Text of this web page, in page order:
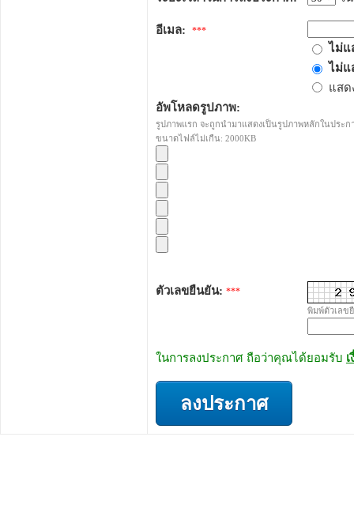
อีเมล: ***
ไม่แ
ไม่แ
แสด
อัพโหลดรูปภาพ:
รูปภาพแรก จะถูกนำมาแสดงเป็นรูปภาพหลักในประ
ขนาดไฟล์ไม่เกืน: 2000KB
ตัวเลขยืนยัน: ***
พิมพ์ตัวเลข
ในการลงประกาศ ถือว่าคุณได้ยอมรับ
ลงประกาศ